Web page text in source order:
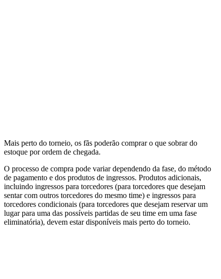
Mais perto do torneio, os fãs poderão comprar o que sobrar do
estoque por ordem de chegada.
O processo de compra pode variar dependendo da fase, do método
de pagamento e dos produtos de ingressos. Produtos adicionais,
incluindo ingressos para torcedores (para torcedores que desejam
sentar com outros torcedores do mesmo time) e ingressos para
torcedores condicionais (para torcedores que desejam reservar um
lugar para uma das possíveis partidas de seu time em uma fase
eliminatória), devem estar disponíveis mais perto do torneio.